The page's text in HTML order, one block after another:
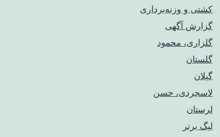
کشتی و وزنه‌برداری
گزارش آگهی
گلزاری، محمود
گلستان
گیلان
لاسجردی، حسن
لرستان
لیگ برتر